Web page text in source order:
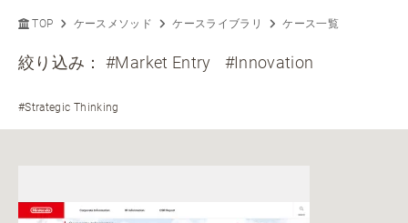
TOP ケースメソッド ケースライブラリ ケース一覧
絞り込み：#Market Entry #Innovation
#Strategic Thinking